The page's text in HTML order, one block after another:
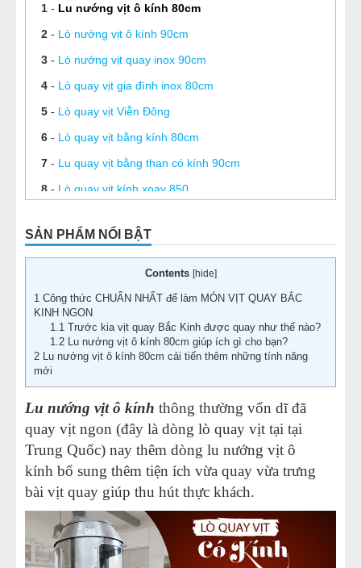
1- Lu nướng vịt ô kính 80cm
2- Lò nướng vịt ô kính 90cm
3- Lò nướng vịt quay inox 90cm
4- Lò quay vịt gia đình inox 80cm
5- Lò quay vịt Viễn Đông
6- Lò quay vịt bằng kính 80cm
7- Lu quay vịt bằng than có kính 90cm
8- Lò quay vịt kính xoay 850
10 -Lò quay vịt không khói 100cm
SẢN PHẨM NỔI BẬT
Contents [hide]
1 Công thức CHUẨN NHẤT để làm MÓN VỊT QUAY BẮC
KINH NGON
1.1Trước kia vịt quay Bắc Kinh được quay như thế nào?
1.2Lu nướng vịt ô kính 80cm giúp ích gì cho bạn?
2 Lu nướng vịt ô kính 80cm cải tiến thêm những tính năng
mới
Lu nướng vịt ô kính thông thường vốn dĩ đã
quay vịt ngon (đây là dòng lò quay vịt tại tại
Trung Quốc) nay thêm dòng lu nướng vịt ô
kính bổ sung thêm tiện ích vừa quay vừa trưng
bài vịt quay giúp thu hút thực khách.